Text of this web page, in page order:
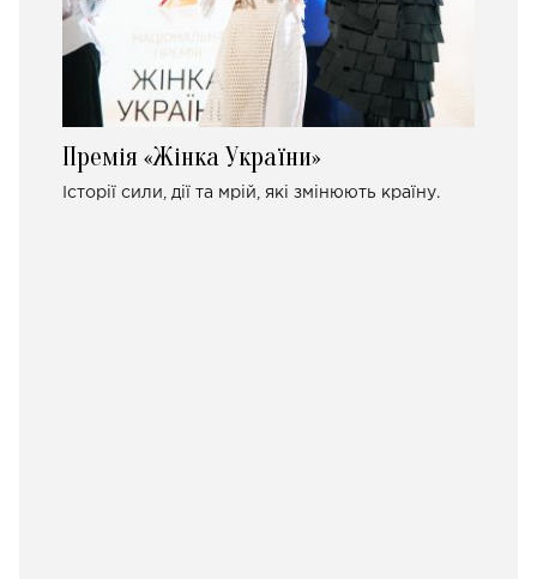
Премія «Жінка України»
Історії сили, дії та мрій, які змінюють країну.